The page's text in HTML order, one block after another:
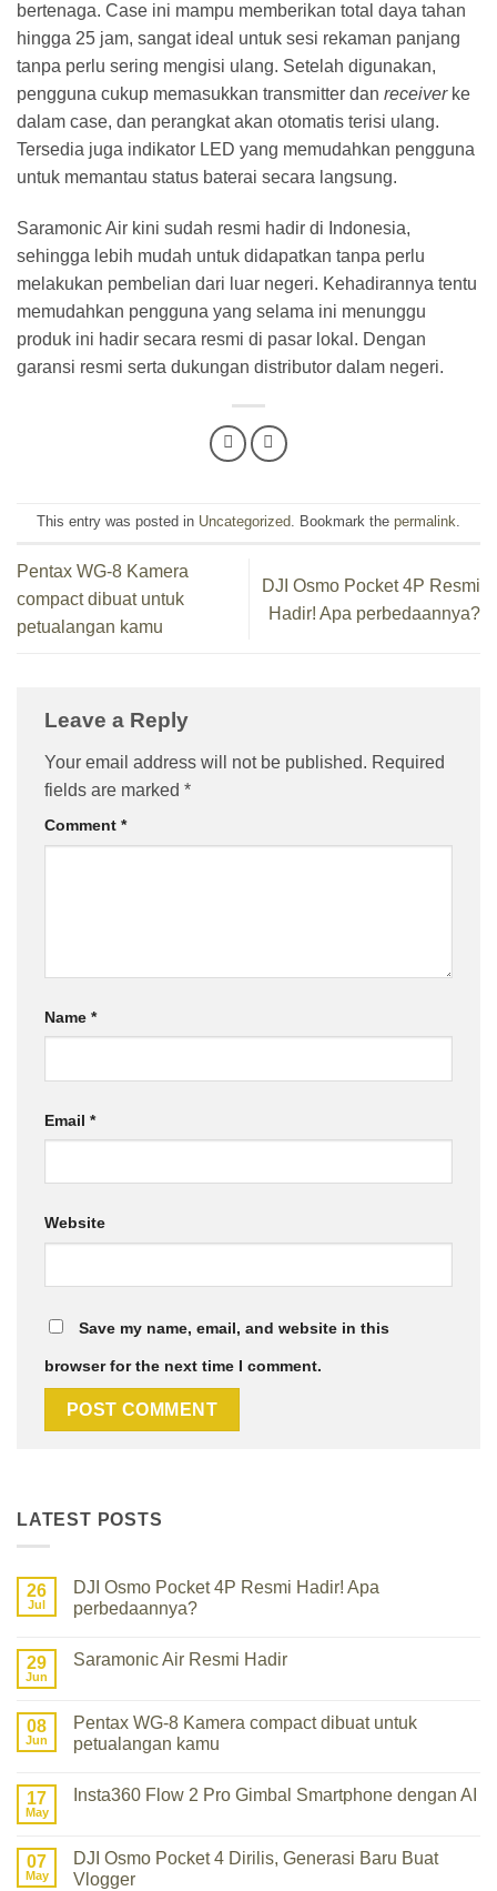
bertenaga. Case ini mampu memberikan total daya tahan
hingga 25 jam, sangat ideal untuk sesi rekaman panjang
tanpa perlu sering mengisi ulang. Setelah digunakan,
pengguna cukup memasukkan transmitter dan receiverke
dalam case, dan perangkat akan otomatis terisi ulang.
Tersedia juga indikator LED yang memudahkan pengguna
untuk memantau status baterai secara langsung.
Saramonic Air kini sudah resmi hadir di Indonesia,
sehingga lebih mudah untuk didapatkan tanpa perlu
melakukan pembelian dari luar negeri. Kehadirannya tentu
memudahkan pengguna yang selama ini menunggu
produk ini hadir secara resmi di pasar lokal. Dengan
garansi resmi serta dukungan distributor dalam negeri.
This entry was posted in Uncategorized. Bookmark the permalink.
Pentax WG-8 Kamera
compact dibuat untuk
petualangan kamu
DJI Osmo Pocket 4P Resmi
Hadir! Apa perbedaannya?
Leave a Reply
Your email address will not be published. Required
fields are marked *
Comment *
Name *
Email *
Website
Save my name, email, and website in this
browser for the next time I comment.
LATEST POSTS
26
Jul
DJI Osmo Pocket 4P Resmi Hadir! Apa
perbedaannya?
on
4P
Resmi
Hadir!
29
Jun
Saramonic Air Resmi Hadir
Saramonic
Air
Resmi
08
Jun
Pentax WG-8 Kamera compact dibuat untuk
petualangan kamu
on
Kamera
compact
dibuat
17
May
Insta360 Flow 2 Pro Gimbal Smartphone dengan AI
Insta360
Flow
07
May
DJI Osmo Pocket 4 Dirilis, Generasi Baru Buat
Vlogger